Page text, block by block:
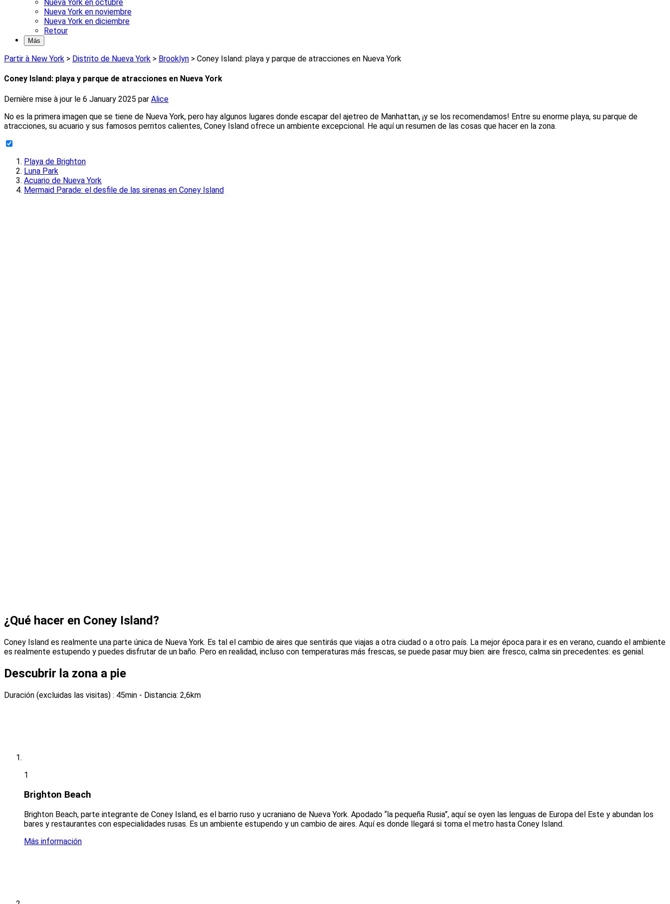
Nueva York en octubre
Nueva York en noviembre
Nueva York en diciembre
Retour
Más
Partir à New York > Distrito de Nueva York > Brooklyn > Coney Island: playa y parque de atracciones en Nueva York
Coney Island: playa y parque de atracciones en Nueva York
Dernière mise à jour le 6 January 2025 par Alice
No es la primera imagen que se tiene de Nueva York, pero hay algunos lugares donde escapar del ajetreo de Manhattan, ¡y se los recomendamos! Entre su enorme playa, su parque de
atracciones, su acuario y sus famosos perritos calientes, Coney Island ofrece un ambiente excepcional. He aquí un resumen de las cosas que hacer en la zona.
Playa de Brighton
Luna Park
Acuario de Nueva York
Mermaid Parade: el desfile de las sirenas en Coney Island
¿Qué hacer en Coney Island?
Coney Island es realmente una parte única de Nueva York. Es tal el cambio de aires que sentirás que viajas a otra ciudad o a otro país. La mejor época para ir es en verano, cuando el ambiente
es realmente estupendo y puedes disfrutar de un baño. Pero en realidad, incluso con temperaturas más frescas, se puede pasar muy bien: aire fresco, calma sin precedentes: es genial.
Descubrir la zona a pie
Duración (excluidas las visitas) : 45min - Distancia: 2,6km
1
Brighton Beach
Brighton Beach, parte integrante de Coney Island, es el barrio ruso y ucraniano de Nueva York. Apodado “la pequeña Rusia”, aquí se oyen las lenguas de Europa del Este y abundan los
bares y restaurantes con especialidades rusas. Es un ambiente estupendo y un cambio de aires. Aquí es donde llegará si toma el metro hasta Coney Island.
Más información